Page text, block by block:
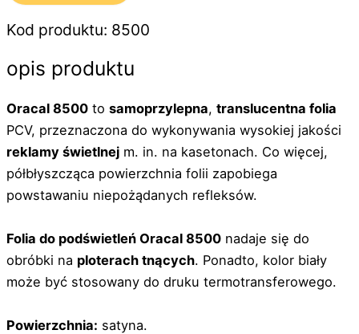
Kod produktu: 8500
opis produktu
Oracal 8500 to samoprzylepna, translucentna folia
PCV, przeznaczona do wykonywania wysokiej jakości
reklamy świetlnej m. in. na kasetonach. Co więcej,
półbłyszcząca powierzchnia folii zapobiega
powstawaniu niepożądanych refleksów.
Folia do podświetleń Oracal 8500 nadaje się do
obróbki na ploterach tnących. Ponadto, kolor biały
może być stosowany do druku termotransferowego.
Powierzchnia: satyna.